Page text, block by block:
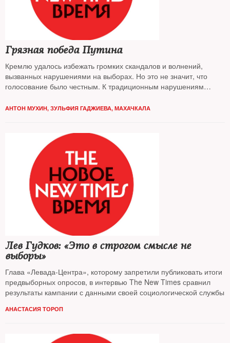
Грязная победа Путина
Кремлю удалось избежать громких скандалов и волнений,
вызванных нарушениями на выборах. Но это не значит, что
голосование было честным. К традиционным нарушениям
АНТОН МУХИН, ЗУЛЬФИЯ ГАДЖИЕВА, МАХАЧКАЛА
Лев Гудков: «Это в строгом смысле не
выборы»
Глава «Левада-Центра», которому запретили публиковать итоги
предвыборных опросов, в интервью The New Times сравнил
результаты кампании с данными своей социологической службы
АНАСТАСИЯ ТОРОП